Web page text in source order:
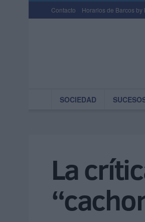
Contacto Horarios de Barcos by
SOCIEDAD
La